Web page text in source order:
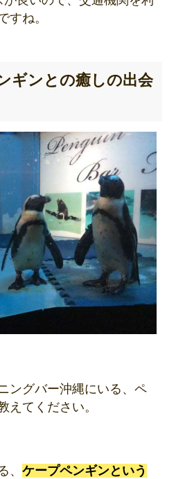
すね。
ギンとの癒しの出会
ングバー沖縄にいる、ペ
えてください。
、 ケープペンギンという